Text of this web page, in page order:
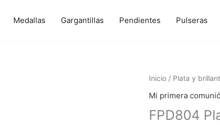
Medallas Gargantillas Pendientes Pulseras
Inicio / Plata y
Mi primera
FPD804